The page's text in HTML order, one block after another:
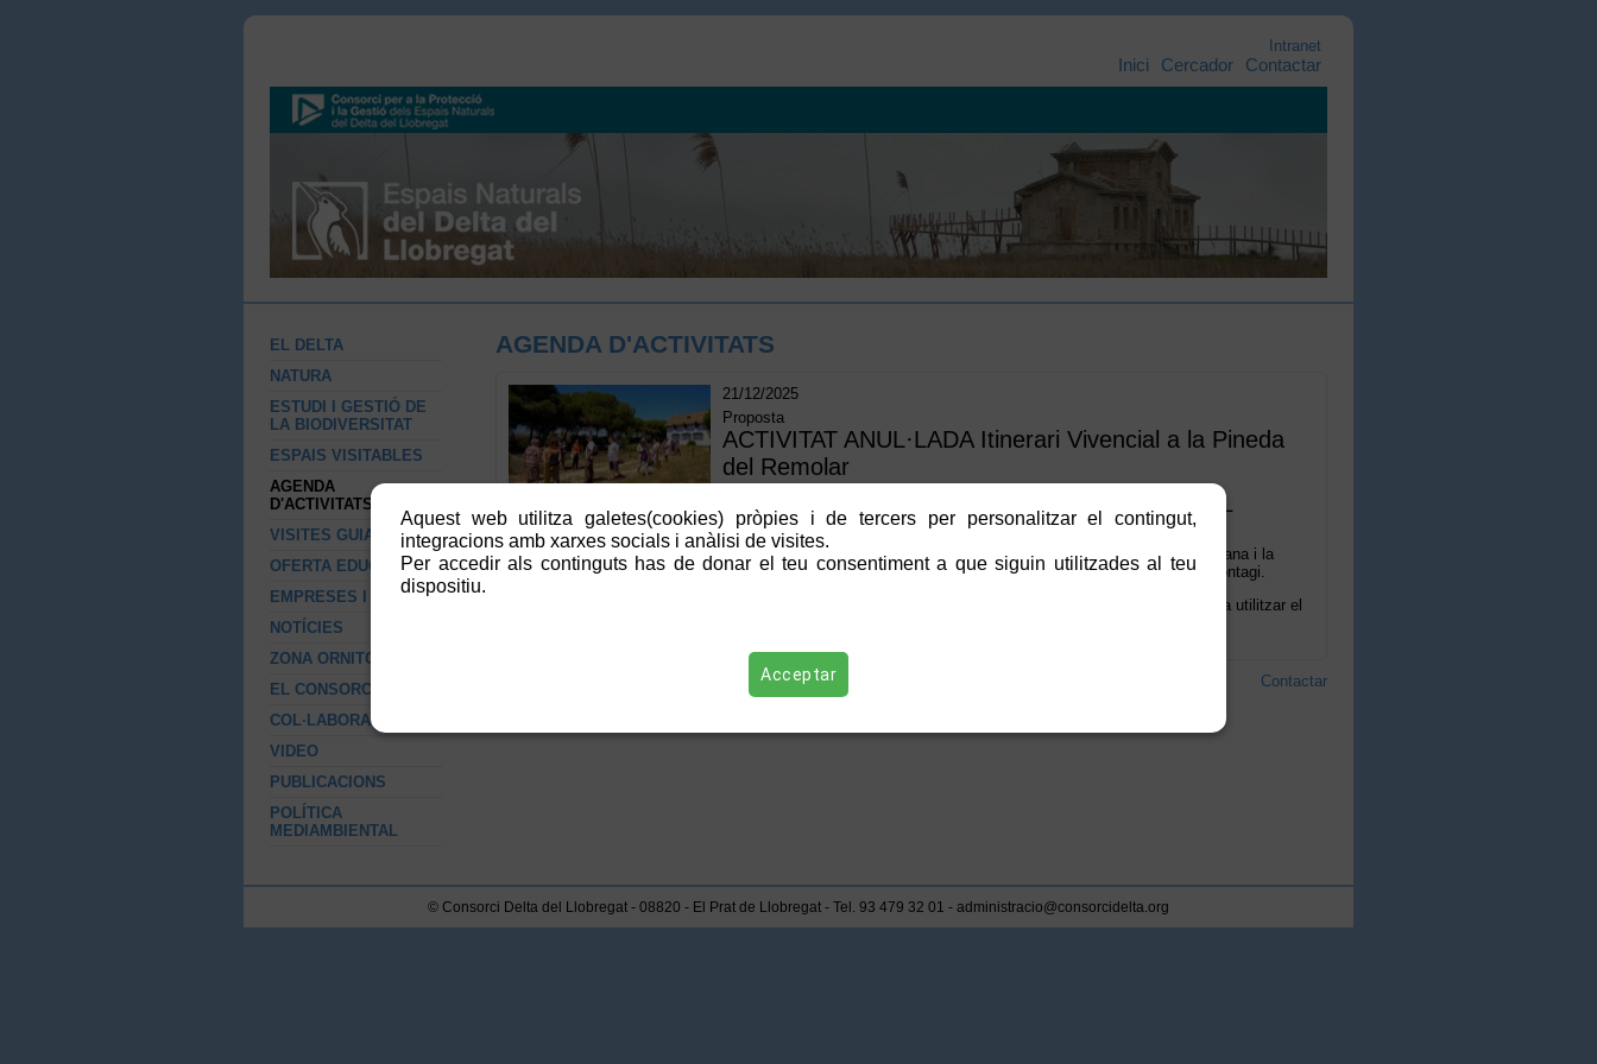
Intranet
Inici Cercador Contactar
EL DELTA
NATURA
ESTUDI I GESTIÓ DE
LA BIODIVERSITAT
ESPAIS VISITABLES
AGENDA
D'ACTIVITATS
VISITES GUIADES
OFERTA EDUCATIVA
EMPRESES I RSC
NOTÍCIES
ZONA ORNITOLÒGICA
EL CONSORCI
COL·LABORACIONS
VIDEO
PUBLICACIONS
POLÍTICA
MEDIAMBIENTAL
AGENDA D'ACTIVITATS
21/12/2025
Proposta
ACTIVITAT ANUL·LADA Itinerari Vivencial a la Pineda
del Remolar
JORNADA DE DESCOBERTA I ACTIVITAT INFANTIL
ACTIVITAT ANUL·LADA en aplicació de les mesures per prevenir la propagació de la pesta porcina africana i la
prohibició d’accés i la realització d’activitats de lleure al medi natural en el radi de 20 km del focus de contagi.
Si necessiteu més informació, o ens voleu adreçar alguna consulta en relació a aquest acte, no dubteu a utilitzar el
Contactar
© Consorci Delta del Llobregat - 08820 - El Prat de Llobregat - Tel. 93 479 32 01 - administracio@consorcidelta.org
Aquest web utilitza galetes(cookies) pròpies i de tercers per personalitzar el contingut,
integracions amb xarxes socials i anàlisi de visites.
Per accedir als continguts has de donar el teu consentiment a que siguin utilitzades al teu
dispositiu.
Acceptar